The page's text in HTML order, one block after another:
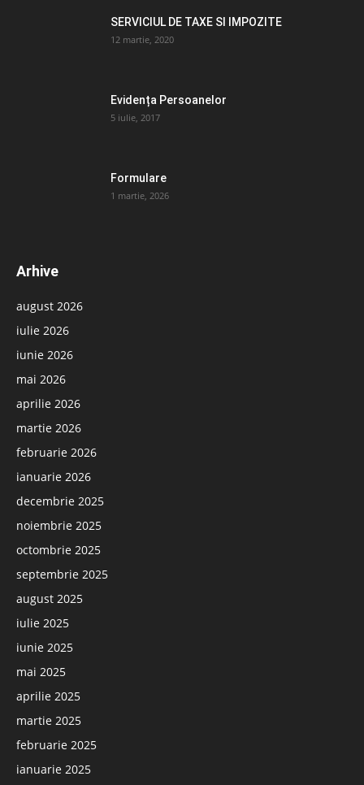
SERVICIUL DE TAXE SI IMPOZITE
12 martie, 2020
Evidența Persoanelor
5 iulie, 2017
Formulare
1 martie, 2026
Arhive
august 2026
iulie 2026
iunie 2026
mai 2026
aprilie 2026
martie 2026
februarie 2026
ianuarie 2026
decembrie 2025
noiembrie 2025
octombrie 2025
septembrie 2025
august 2025
iulie 2025
iunie 2025
mai 2025
aprilie 2025
martie 2025
februarie 2025
ianuarie 2025